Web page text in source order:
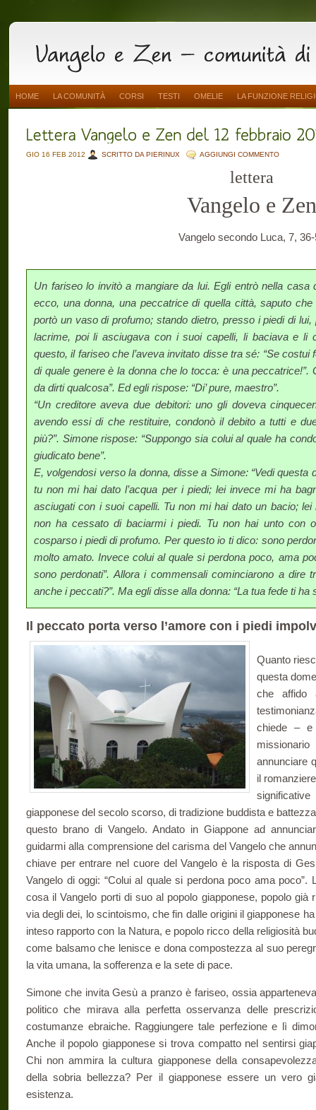
HOME LA COMUNITÀ CORSI TESTI OMELIE LA FUNZIONE
GIO 16 FEB 2012 SCRITTO DA PIERINUX AGGIUNGI COMMENTO
lettera
Vangelo e Zen
Vangelo secondo Luca, 7,
Un fariseo lo invitò a mangiare da lui. Egli entrò nella
ecco, una donna, una peccatrice di quella città, saputo
portò un vaso di profumo; stando dietro, presso i piedi di
lacrime, poi li asciugava con i suoi capelli, li baciava e li
questo, il fariseo che l’aveva invitato disse tra sé: “Se
di quale genere è la donna che lo tocca: è una peccatrice!”.
da dirti qualcosa”. Ed egli rispose: “Di’ pure, maestro”.
“Un creditore aveva due debitori: uno gli doveva
avendo essi di che restituire, condonò il debito a tutti e
più?”. Simone rispose: “Suppongo sia colui al quale ha
giudicato bene”.
E, volgendosi verso la donna, disse a Simone: “Vedi questa
tu non mi hai dato l’acqua per i piedi; lei invece mi ha
asciugati con i suoi capelli. Tu non mi hai dato un bacio;
non ha cessato di baciarmi i piedi. Tu non hai unto con
cosparso i piedi di profumo. Per questo io ti dico: sono
molto amato. Invece colui al quale si perdona poco, ama
sono perdonati”. Allora i commensali cominciarono a dire
anche i peccati?”. Ma egli disse alla donna: “La tua fede ti ha
Il peccato porta verso l’amore con i piedi
Quanto
questa
che affido
chiede – e
annunciare
il
giapponese del secolo scorso, di tradizione buddista e
questo brano di Vangelo. Andato in Giappone ad
guidarmi alla comprensione del carisma del Vangelo che
chiave per entrare nel cuore del Vangelo è la risposta di
Vangelo di oggi: “Colui al quale si perdona poco ama
cosa il Vangelo porti di suo al popolo giapponese, popolo già
via degli dei, lo scintoismo, che fin dalle origini il giapponese
inteso rapporto con la Natura, e popolo ricco della religiosità
come balsamo che lenisce e dona compostezza al suo
la vita umana, la sofferenza e la sete di pace.
Simone che invita Gesù a pranzo è fariseo, ossia
politico che mirava alla perfetta osservanza delle
costumanze ebraiche. Raggiungere tale perfezione e lì
Anche il popolo giapponese si trova compatto nel sentirsi
Chi non ammira la cultura giapponese della
della sobria bellezza? Per il giapponese essere un vero
esistenza.